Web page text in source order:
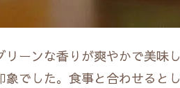
ーンな香りが爽やかで美味
象でした。食事と合わせると